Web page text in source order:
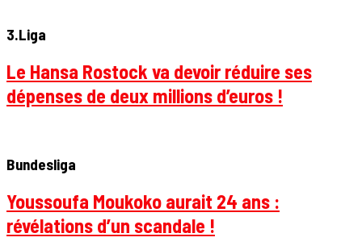
3.Liga
Le Hansa Rostock va devoir réduire ses
dépenses de deux millions d’euros !
Bundesliga
Youssoufa Moukoko aurait 24 ans :
révélations d’un scandale !